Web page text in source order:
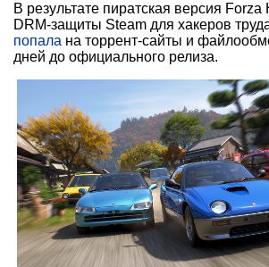
В результате пиратская версия
DRM-защиты Steam для хакеров
попала на торрент-сайты и
дней до официального релиза.